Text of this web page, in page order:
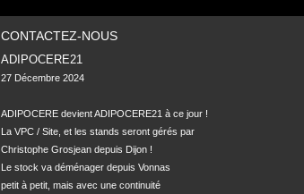
CONTACTEZ-NOUS
ADIPOCERE21
27 Décembre 2024
ADIPOCERE devient ADIPOCERE21 à ce jour !
La VPC / Site, et les stands seront gérés par
Christophe Grosjean depuis Dijon !
Le stock va déménager depuis Vonnas
petit à petit, mais avec une continuité